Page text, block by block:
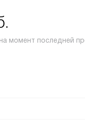
момент последней